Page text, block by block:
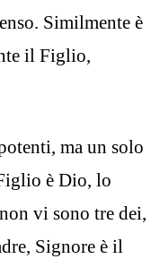
Similmente è
il Figlio,
ma un solo
è Dio, lo
vi sono tre dei,
Signore è il